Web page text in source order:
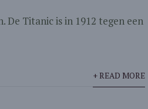
De Titanic is in 1912 tegen een
+ READ MORE